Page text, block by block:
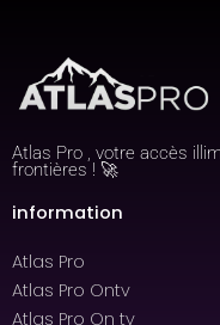
Atlas Pro , votre accès
frontières ! 🚀
information
Atlas Pro
Atlas Pro Ontv
Atlas Pro On tv